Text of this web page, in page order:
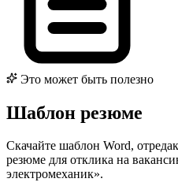
Это может быть полезно
Шаблон резюме
Скачайте шаблон Word,
резюме для отклика на
электромеханик».